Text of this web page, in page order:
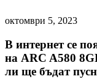
октомври 5, 2023
В интернет се
на ARC A580
ли ще бъдат